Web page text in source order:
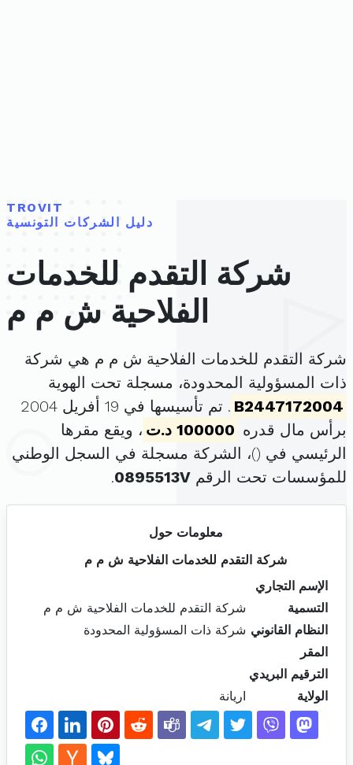
TROVIT
دليل الشركات التونسية
شركة التقدم للخدمات
الفلاحية ش م م
شركة التقدم للخدمات الفلاحية ش م م هي شركة
ذات المسؤولية المحدودة، مسجلة تحت الهوية
B2447172004
. تم تأسيسها في 19 أفريل 2004
برأس مال قدره 100000 د.ت
، ويقع مقرها
الرئيسي في ()، الشركة مسجلة في السجل الوطني
للمؤسسات تحت الرقم 0895513V
.
معلومات حول
شركة التقدم للخدمات الفلاحية ش م م
الإسم التجاري
التسمية
شركة التقدم للخدمات الفلاحية ش م م
النظام القانوني شركة ذات المسؤولية المحدودة
المقر
الترقيم البريدي
الولاية
اريانة